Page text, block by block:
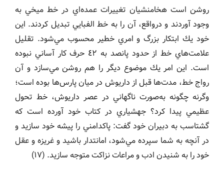
روشن است هخامنشيان تغييرات عمده‌اي در خط ميخي به
وجود آوردند و درواقع، آن را به خط الفبايي تبديل كردند. اين
خود يك ابتكار بزرگ و امري خطير محسوب مي‌شود. تقليل
علامت‌هاي خط از حدود پانصد به ٤٢ حرف كار آساني نبوده
است. اين امر يك موضوع ديگر را هم روشن مي‌سازد و آن
رواج خط، مدت‌ها قبل از داريوش در ميان پارس‌ها بوده است؛
وگرنه چگونه به‌صورت ناگهاني در عصر داريوش، خط تحول
عظيمي پيدا كرد؟ جهشياري در كتاب خود آورده است كه
گشتاسب به دبيران خود گفت: پاكدامني را پيشه خود سازيد و
در آنچه به شما سپرده مي‌شود، امانتدار باشيد و غريزه و عقل
خود را به شنيدن ادب و مراعات نزاكت متوجه سازيد. (١٧)